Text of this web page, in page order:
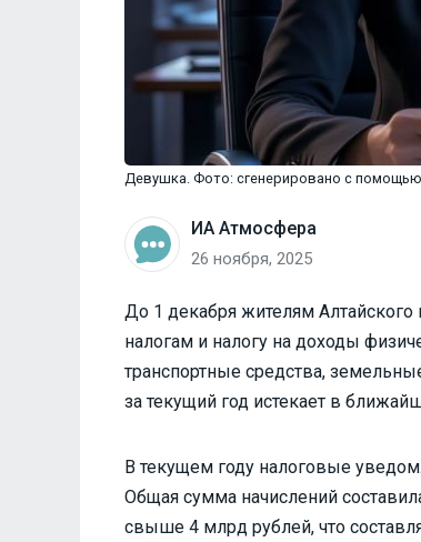
Девушка. Фото: сгенерировано с
ИА Атмосфера
26 ноября, 2025
До 1 декабря жителям
налогам и налогу на доходы
транспортные средства,
за текущий год истекает в
В текущем году налоговые
Общая сумма начислений
свыше 4 млрд рублей, что